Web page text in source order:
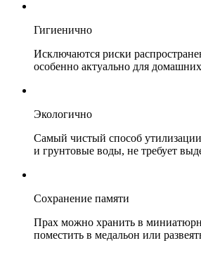
Гигиенично
Исключаются риски
особенно актуально для
Экологично
Самый чистый способ
и грунтовые воды, не требует
Сохранение памяти
Прах можно хранить в
поместить в медальон или